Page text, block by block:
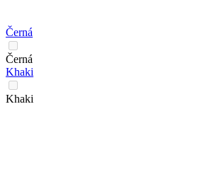
Černá
Černá
Khaki
Khaki